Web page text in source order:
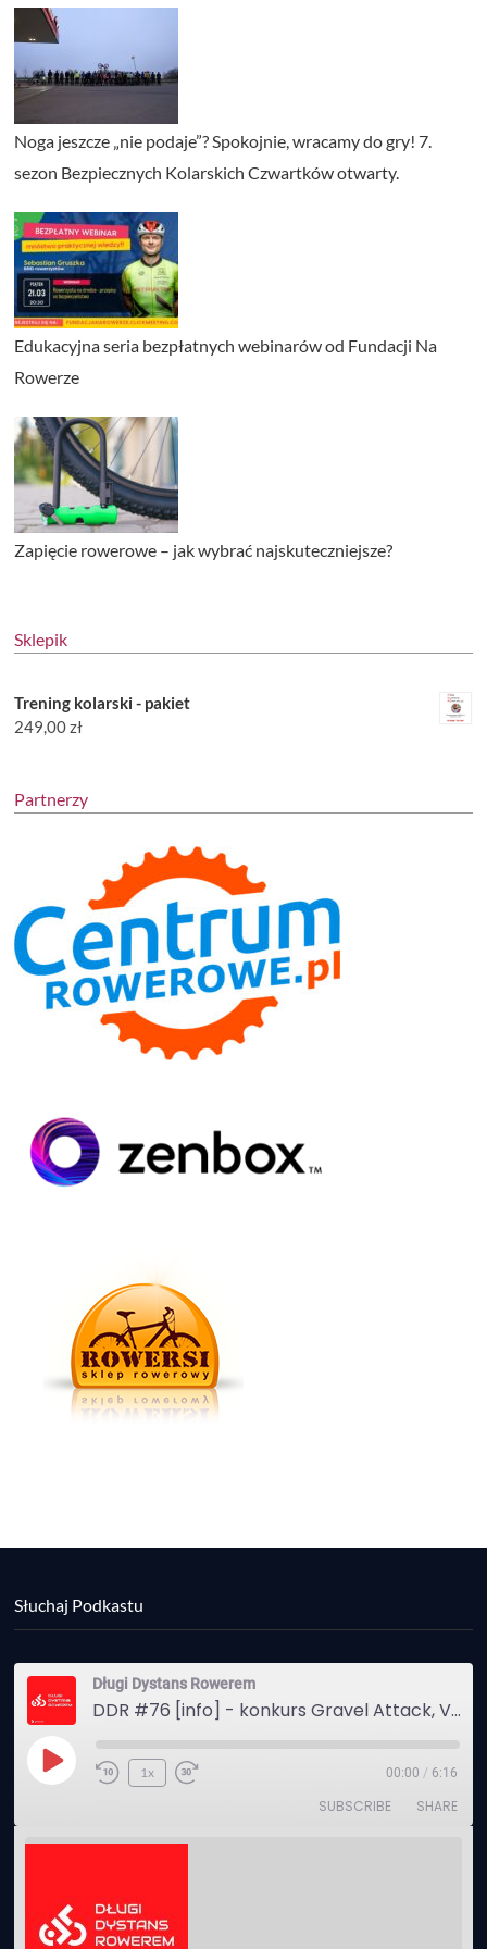
Noga jeszcze „nie podaje”? Spokojnie, wracamy do gry! 7.
sezon Bezpiecznych Kolarskich Czwartków otwarty.
Edukacyjna seria bezpłatnych webinarów od Fundacji Na
Rowerze
Zapięcie rowerowe – jak wybrać najskuteczniejsze?
Sklepik
Trening kolarski - pakiet
249,00zł
Partnerzy
Słuchaj Podkastu
Długi Dystans Rowerem
DDR #76 [info] - konkurs Gravel Attack, Varmia Gravel, Bike Expo, Inspire India Ultra Race
Play
1x 00:00 / 6:16
SUBSCRIBE SHARE